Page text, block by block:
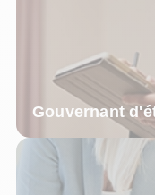
Gouvernant